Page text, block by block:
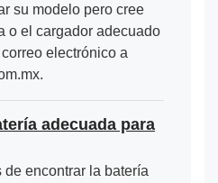
su modelo pero cree
o el cargador adecuado
electrónico a
adecuada para
encontrar la batería